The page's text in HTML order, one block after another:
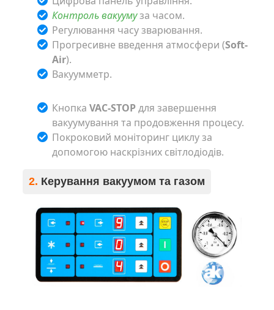
Контроль вакуумуза часом.
Регулювання часу зварювання.
Прогресивне введення атмосфери (Soft-
Air).
Вакуумметр.
Кнопка VAC-STOPдля завершення
вакуумування та продовження процесу.
Покроковий моніторинг циклу за
допомогою наскрізних світлодіодів.
2. Керування вакуумом та газом